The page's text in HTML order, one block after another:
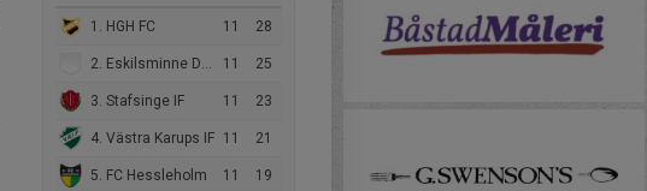
1. HGH FC 11 28
2. Eskilsminne DFF 11 25
3. Stafsinge IF 11 23
4. Västra Karups IF 11 21
5. FC Hessleholm 11 19